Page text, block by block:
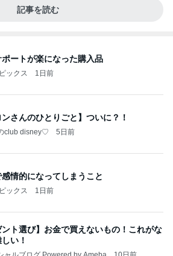
記事を読む
ートが楽になった購入品
ックス 1日前
ンさんのひとりごと】ついに？！
club disney♡ 5日前
情的になってしまうこと
ックス 1日前
ント選び】お金で買えないもの！これがな
い！